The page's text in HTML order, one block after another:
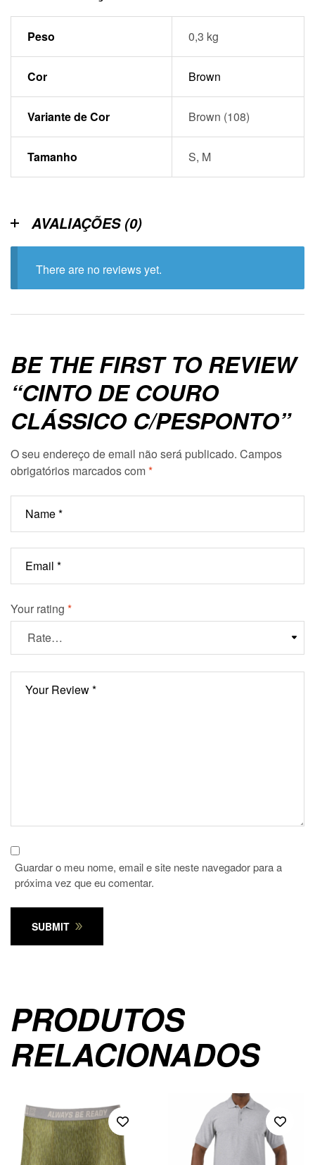
Peso 0,3 kg
Cor Brown
Variante de Cor Brown (108)
Tamanho S, M
AVALIAÇÕES (0)
There are no reviews yet.
BE THE FIRST TO REVIEW
“CINTO DE COURO
CLÁSSICO C/PESPONTO”
O seu endereço de email não será publicado. Campos
obrigatórios marcados com*
Your rating *
Guardar o meu nome, email e site neste navegador para a
próxima vez que eu comentar.
SUBMIT
PRODUTOS
RELACIONADOS